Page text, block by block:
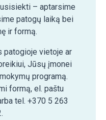
– aptarsime
patogų laiką bei
ir formą.
patogioje vietoje ar
Jūsų įmonei
programą.
formą, el. paštu
tel. +370 5 263